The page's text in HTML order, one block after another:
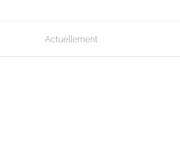
Actuellement